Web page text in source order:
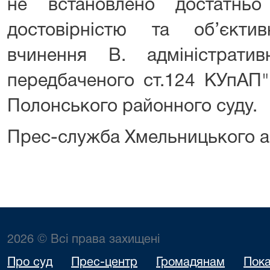
не встановлено
достовірністю та
вчинення В.
передбаченого ст.124
Полонського районного суду.
Прес-служба Хмельницького
2026 © Всі права захищені
Про суд Прес-центр Громадянам